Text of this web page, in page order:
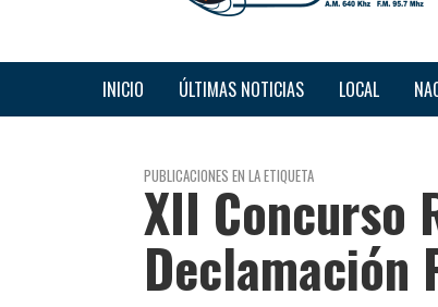
INICIO ÚLTIMAS NOTICIAS LOCAL
PUBLICACIONES EN LA ETIQUETA
XII Concurso
Declamación